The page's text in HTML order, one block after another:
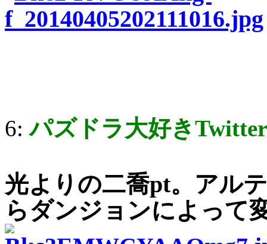
6:パズドラ大好き
光よりの二喬pt。アル
らダンジョンによっ